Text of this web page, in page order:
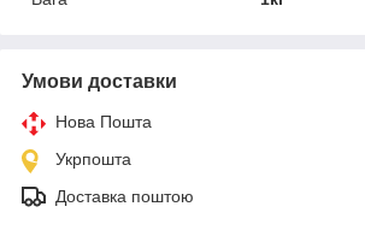
Умови доставки
Нова Пошта
Укрпошта
Доставка поштою